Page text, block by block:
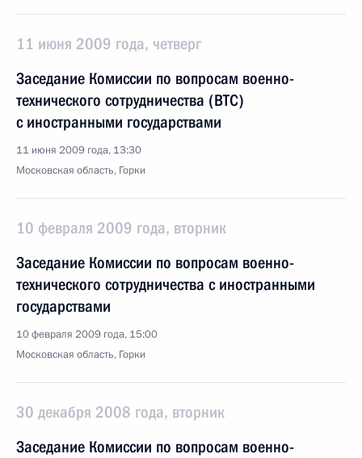
11 июня 2009 года, четверг
Заседание Комиссии по вопросам военно-
технического сотрудничества (ВТС)
с иностранными государствами
11 июня 2009 года, 13:30
Московская область, Горки
10 февраля 2009 года, вторник
Заседание Комиссии по вопросам военно-
технического сотрудничества с иностранными
государствами
10 февраля 2009 года, 15:00
Московская область, Горки
30 декабря 2008 года, вторник
Заседание Комиссии по вопросам военно-